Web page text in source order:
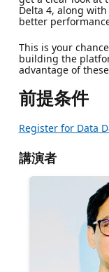
Delta 4, along
better
This is your
building the
advantage of
前提条件
Register for Data
講演者